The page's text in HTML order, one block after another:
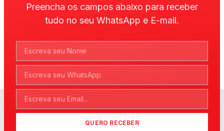
Preencha os campos abaixo para receber
tudo no seu WhatsApp e E-mail.
QUERO RECEBER